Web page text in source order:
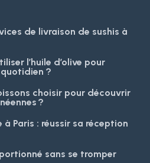
de livraison de sushis à
l’huile d’olive pour
?
choisir pour découvrir
?
Paris : réussir sa réception
sans se tromper